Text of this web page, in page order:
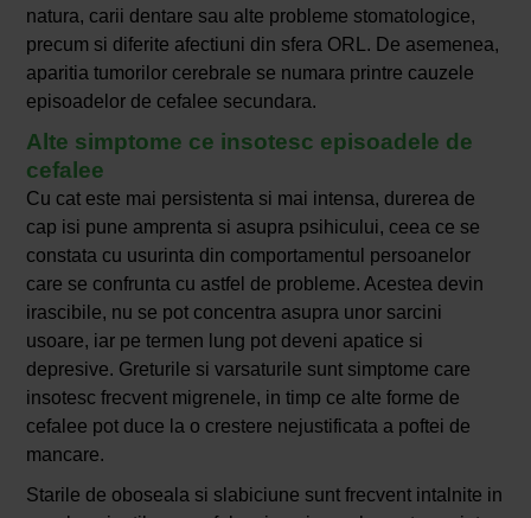
natura, carii dentare sau alte probleme stomatologice,
precum si diferite afectiuni din sfera ORL. De asemenea,
aparitia tumorilor cerebrale se numara printre cauzele
episoadelor de cefalee secundara.
Alte simptome ce insotesc episoadele de
cefalee
Cu cat este mai persistenta si mai intensa, durerea de
cap isi pune amprenta si asupra psihicului, ceea ce se
constata cu usurinta din comportamentul persoanelor
care se confrunta cu astfel de probleme. Acestea devin
irascibile, nu se pot concentra asupra unor sarcini
usoare, iar pe termen lung pot deveni apatice si
depresive. Greturile si varsaturile sunt simptome care
insotesc frecvent migrenele, in timp ce alte forme de
cefalee pot duce la o crestere nejustificata a poftei de
mancare.
Starile de oboseala si slabiciune sunt frecvent intalnite in